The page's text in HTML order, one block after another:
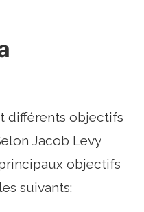
différents objectifs
Jacob Levy
objectifs
suivants: